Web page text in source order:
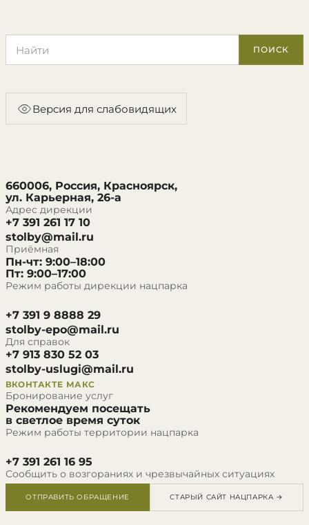
ПОИСК
Версия для слабовидящих
660006, Россия, Красноярск,
ул. Карьерная, 26-а
Адрес дирекции
+7 391 261 17 10
stolby@mail.ru
Приёмная
Пн-чт: 9:00–18:00
Пт: 9:00–17:00
Режим работы дирекции нацпарка
+7 391 9 8888 29
stolby-epo@mail.ru
Для справок
+7 913 830 52 03
stolby-uslugi@mail.ru
ВКОНТАКТЕ МАКС
Бронирование услуг
Рекомендуем посещать
в светлое время суток
Режим работы территории нацпарка
+7 391 261 16 95
Сообщить о возгораниях и чрезвычайных ситуациях
ОТПРАВИТЬ ОБРАЩЕНИЕ СТАРЫЙ САЙТ НАЦПАРКА →